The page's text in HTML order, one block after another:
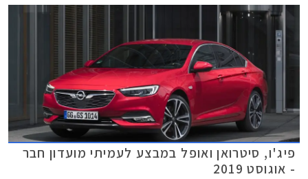
פיג'ו, סיטרואן ואופל במבצע לעמיתי מועדון חבר
- אוגוסט 2019